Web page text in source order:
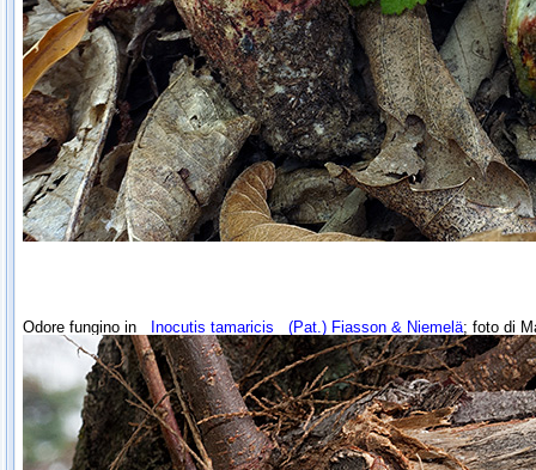
Odore fungino in Inocutis tamaricis (Pat.) Fiasson & Niemelä; foto di